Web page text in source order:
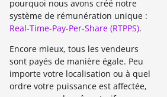
pourquoi nous avons créé notre
système de rémunération unique :
Real-Time-Pay-Per-Share (RTPPS).
Encore mieux, tous les vendeurs
sont payés de manière égale. Peu
importe votre localisation ou à quel
ordre votre puissance est affectée,